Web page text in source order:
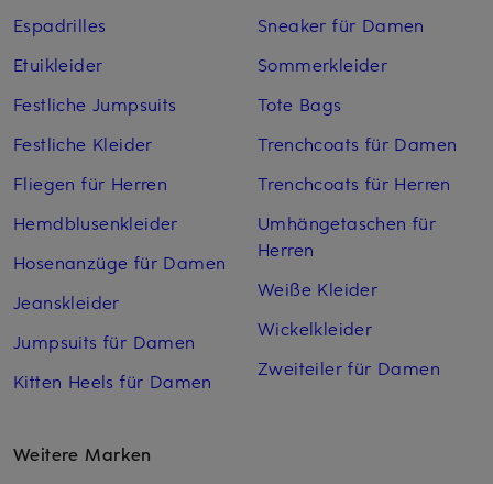
Espadrilles
Etuikleider
Festliche Jumpsuits
Festliche Kleider
Fliegen für Herren
Hemdblusenkleider
Hosenanzüge für Damen
Jeanskleider
Jumpsuits für Damen
Kitten Heels für Damen
Sneaker für Damen
Sommerkleider
Tote Bags
Trenchcoats für Damen
Trenchcoats für Herren
Umhängetaschen für
Herren
Weiße Kleider
Wickelkleider
Zweiteiler für Damen
Weitere Marken